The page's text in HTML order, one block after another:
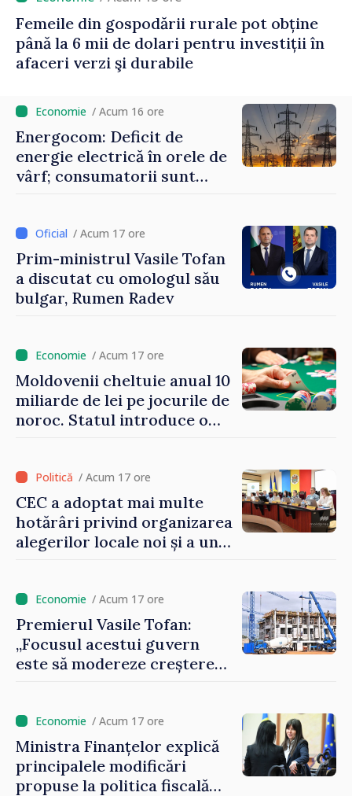
Femeile din gospodării rurale pot obține
până la 6 mii de dolari pentru investiții în
afaceri verzi şi durabile
/ Acum 16 ore
Energocom: Deficit de
energie electrică în orele de
vârf; consumatorii sunt
/ Acum 17 ore
Prim-ministrul Vasile Tofan
a discutat cu omologul său
bulgar, Rumen Radev
/ Acum 17 ore
Moldovenii cheltuie anual 10
miliarde de lei pe jocurile de
noroc. Statul introduce o
la buget / Acum 17 ore
CEC a adoptat mai multe
hotărâri privind organizarea
alegerilor locale noi și a unui
/ Acum 17 ore
Premierul Vasile Tofan:
„Focusul acestui guvern
este să modereze creșterea
/ Acum 17 ore
Ministra Finanțelor explică
principalele modificări
propuse la politica fiscală